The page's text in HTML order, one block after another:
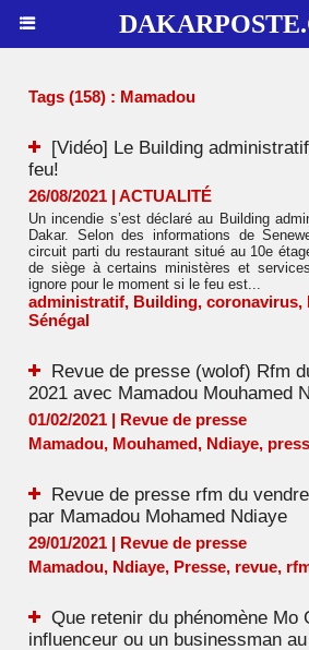
Tags (158) : Mamadou
[Vidéo] Le Building
feu!
26/08/2021 | ACTUALITÉ
Un incendie s’est déclaré au Building
Dakar. Selon des informations de
circuit parti du restaurant situé au 10e
de siège à certains ministères et
ignore pour le moment si le feu est...
administratif, Building, coronavirus,
Sénégal
Revue de presse (wolof) Rfm
2021 avec Mamadou Mouhamed
01/02/2021 | Revue de presse
Mamadou, Mouhamed, Ndiaye,
Revue de presse rfm du
par Mamadou Mohamed Ndiaye
29/01/2021 | Revue de presse
Mamadou, Ndiaye, Presse, revue,
Que retenir du phénomène Mo
influenceur ou un businessman